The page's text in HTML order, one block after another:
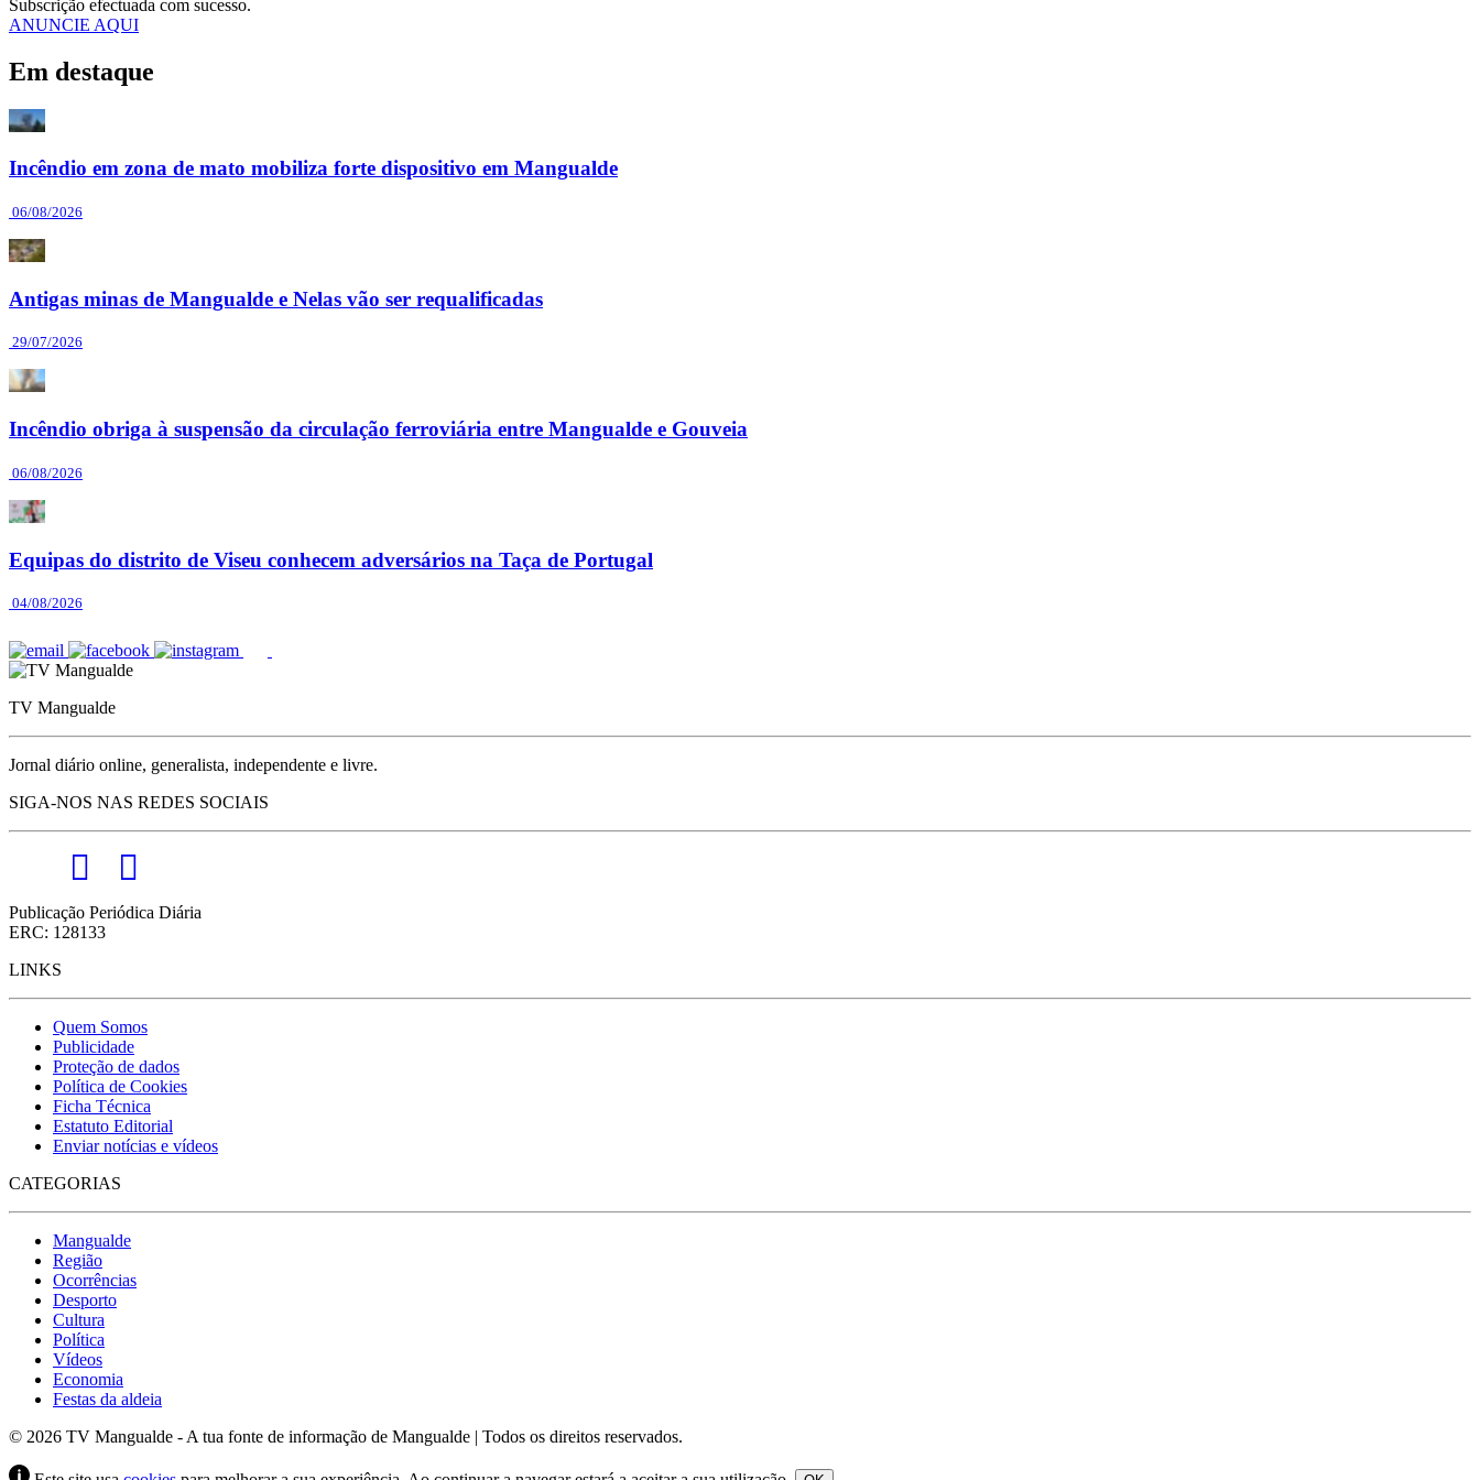
Subscrição efectuada com sucesso.
ANUNCIE AQUI
Em destaque
Incêndio em zona de mato mobiliza forte dispositivo em Mangualde
06/08/2026
Antigas minas de Mangualde e Nelas vão ser requalificadas
29/07/2026
Incêndio obriga à suspensão da circulação ferroviária entre Mangualde e Gouveia
06/08/2026
Equipas do distrito de Viseu conhecem adversários na Taça de Portugal
04/08/2026
TV Mangualde
Jornal diário online, generalista, independente e livre.
SIGA-NOS NAS REDES SOCIAIS
Publicação Periódica Diária
ERC: 128133
LINKS
Quem Somos
Publicidade
Proteção de dados
Política de Cookies
Ficha Técnica
Estatuto Editorial
Enviar notícias e vídeos
CATEGORIAS
Mangualde
Região
Ocorrências
Desporto
Cultura
Política
Vídeos
Economia
Festas da aldeia
© 2026 TV Mangualde - A tua fonte de informação de Mangualde | Todos os direitos reservados.